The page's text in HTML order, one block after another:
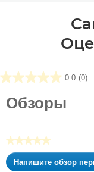
0.0 (0)
0.0
из5
звезд.
Обзоры
★★★★★
Нет
оценки
Напишите обзор